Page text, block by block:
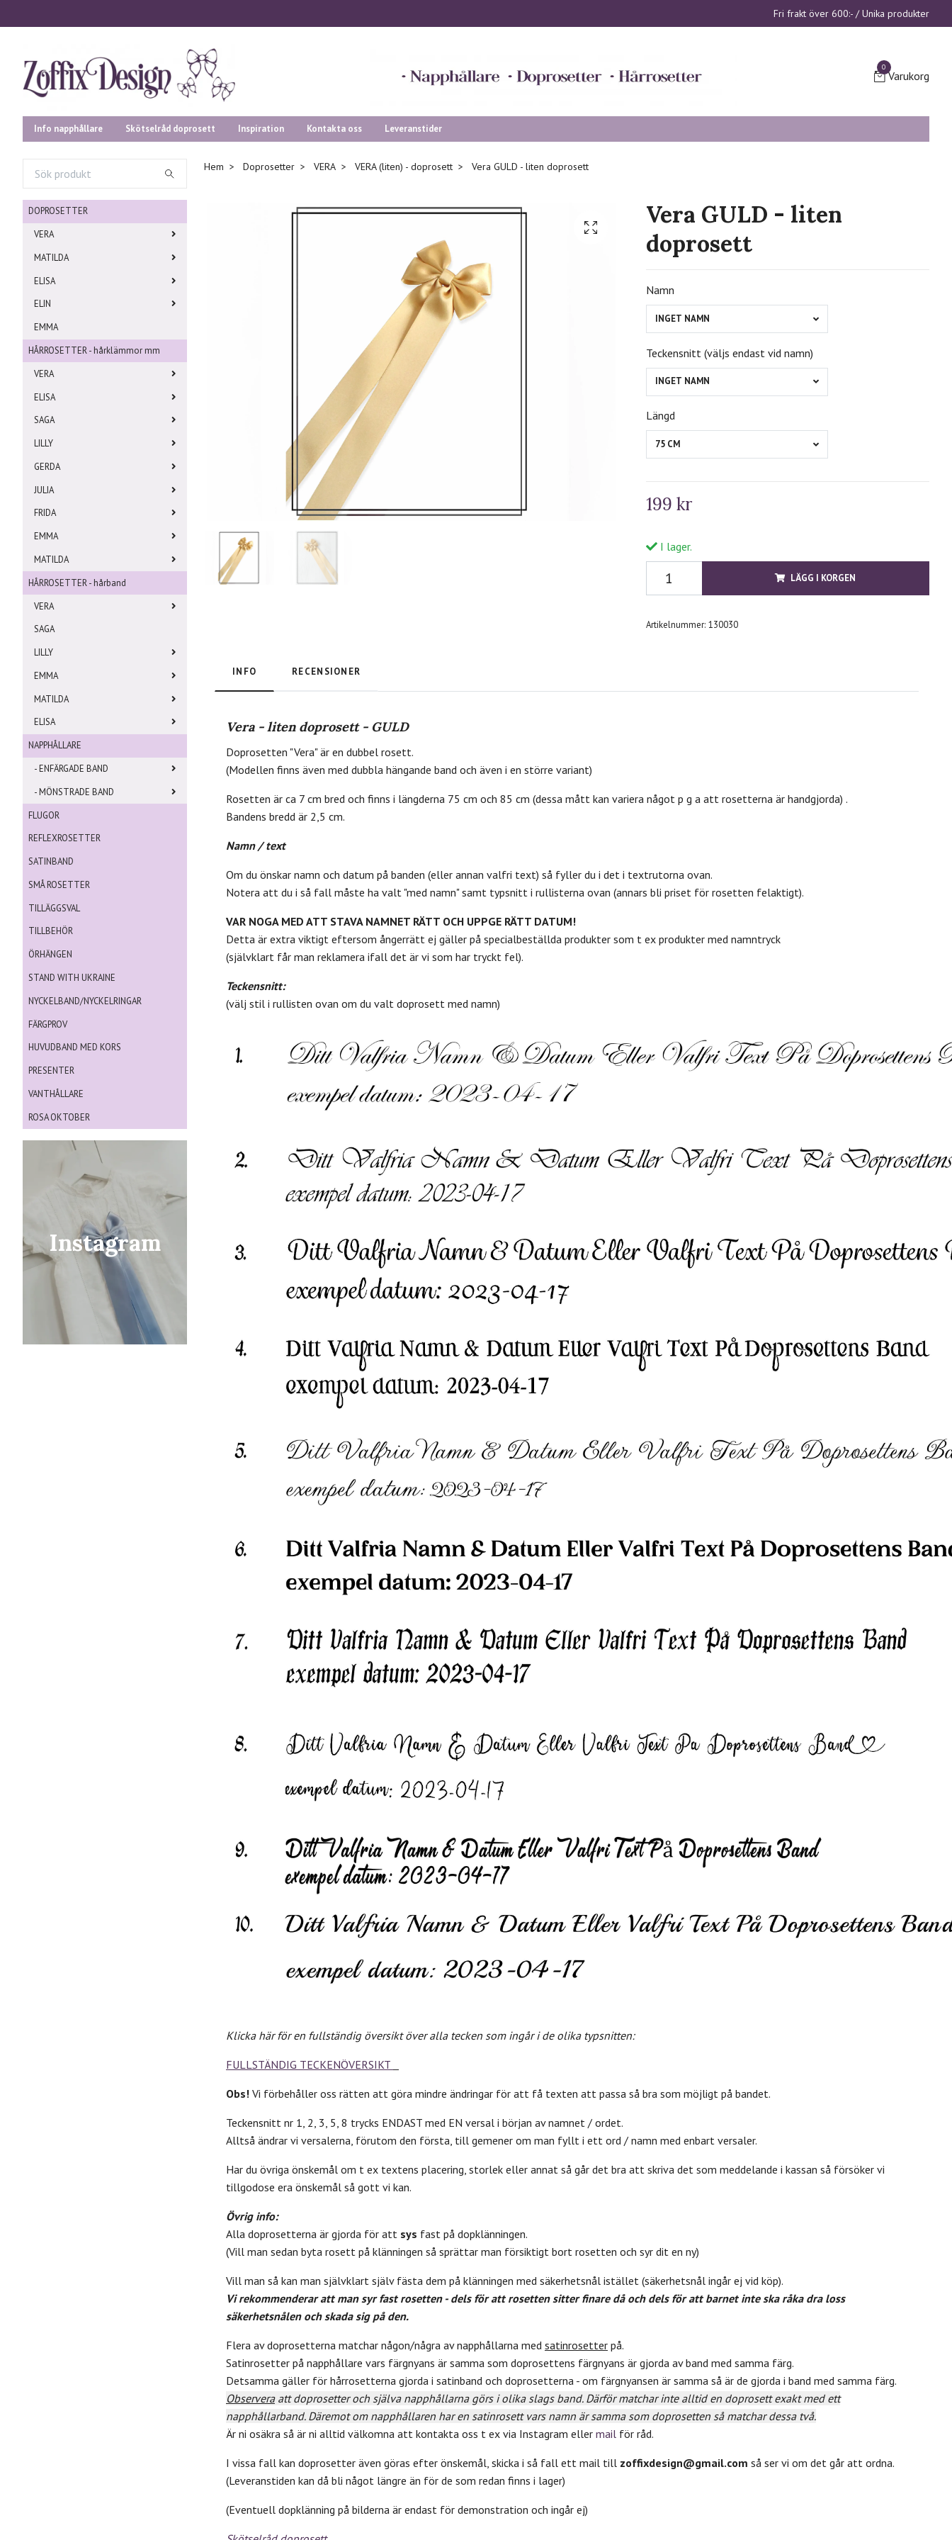
Fri frakt över 600:- / Unika produkter
0
Varukorg
Info napphållare Skötselråd doprosett Inspiration Kontakta oss Leveranstider
DOPROSETTER
VERA
MATILDA
ELISA
ELIN
EMMA
HÅRROSETTER - hårklämmor mm
VERA
ELISA
SAGA
LILLY
GERDA
JULIA
FRIDA
EMMA
MATILDA
HÅRROSETTER - hårband
VERA
SAGA
LILLY
EMMA
MATILDA
ELISA
NAPPHÅLLARE
- ENFÄRGADE BAND
- MÖNSTRADE BAND
FLUGOR
REFLEXROSETTER
SATINBAND
SMÅ ROSETTER
TILLÄGGSVAL
TILLBEHÖR
ÖRHÄNGEN
STAND WITH UKRAINE
NYCKELBAND/NYCKELRINGAR
FÄRGPROV
HUVUDBAND MED KORS
PRESENTER
VANTHÅLLARE
ROSA OKTOBER
Instagram
Hem Doprosetter VERA VERA (liten) - doprosett Vera GULD - liten doprosett
Vera GULD - liten
doprosett
Namn
INGET NAMN
Teckensnitt (väljs endast vid namn)
INGET NAMN
Längd
75 CM
199 kr
I lager.
LÄGG I KORGEN
Artikelnummer: 130030
INFO RECENSIONER
Vera - liten doprosett - GULD
Doprosetten "Vera" är en dubbel rosett.
(Modellen finns även med dubbla hängande band och även i en större variant)
Rosetten är ca 7 cm bred och finns i längderna 75 cm och 85 cm (dessa mått kan variera något p g a att rosetterna är handgjorda) .
Bandens bredd är 2,5 cm.
Namn / text
Om du önskar namn och datum på banden (eller annan valfri text) så fyller du i det i textrutorna ovan.
Notera att du i så fall måste ha valt "med namn" samt typsnitt i rullisterna ovan (annars bli priset för rosetten felaktigt).
VAR NOGA MED ATT STAVA NAMNET RÄTT OCH UPPGE RÄTT DATUM!
Detta är extra viktigt eftersom ångerrätt ej gäller på specialbeställda produkter som t ex produkter med namntryck
(självklart får man reklamera ifall det är vi som har tryckt fel).
Teckensnitt:
(välj stil i rullisten ovan om du valt doprosett med namn)
Klicka här för en fullständig översikt över alla tecken som ingår i de olika typsnitten:
FULLSTÄNDIG TECKENÖVERSIKT
Obs! Vi förbehåller oss rätten att göra mindre ändringar för att få texten att passa så bra som möjligt på bandet.
Teckensnitt nr 1, 2, 3, 5, 8 trycks ENDAST med EN versal i början av namnet / ordet.
Alltså ändrar vi versalerna, förutom den första, till gemener om man fyllt i ett ord / namn med enbart versaler.
Har du övriga önskemål om t ex textens placering, storlek eller annat så går det bra att skriva det som meddelande i kassan så försöker vi
tillgodose era önskemål så gott vi kan.
Övrig info:
Alla doprosetterna är gjorda för att sys fast på dopklänningen.
(Vill man sedan byta rosett på klänningen så sprättar man försiktigt bort rosetten och syr dit en ny)
Vill man så kan man självklart själv fästa dem på klänningen med säkerhetsnål istället (säkerhetsnål ingår ej vid köp).
Vi rekommenderar att man syr fast rosetten - dels för att rosetten sitter finare då och dels för att barnet inte ska råka dra loss
säkerhetsnålen och skada sig på den.
Flera av doprosetterna matchar någon/några av napphållarna med satinrosetter på.
Satinrosetter på napphållare vars färgnyans är samma som doprosettens färgnyans är gjorda av band med samma färg.
Detsamma gäller för hårrosetterna gjorda i satinband och doprosetterna - om färgnyansen är samma så är de gjorda i band med samma färg.
Observeraatt doprosetter och själva napphållarna görs i olika slags band. Därför matchar inte alltid en doprosett exakt med ett
napphållarband. Däremot om napphållaren har en satinrosett vars namn är samma som doprosetten så matchar dessa två.
Är ni osäkra så är ni alltid välkomna att kontakta oss t ex via Instagram eller mail för råd.
I vissa fall kan doprosetter även göras efter önskemål, skicka i så fall ett mail till zoffixdesign@gmail.com så ser vi om det går att ordna.
(Leveranstiden kan då bli något längre än för de som redan finns i lager)
(Eventuell dopklänning på bilderna är endast för demonstration och ingår ej)